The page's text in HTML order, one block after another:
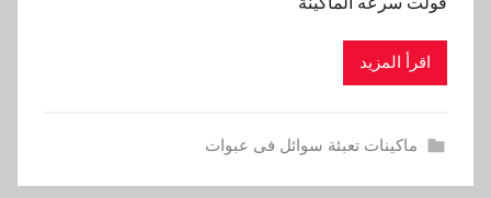
اقرأ المزيد
ماكينات تعبئة سوائل فى عبوات